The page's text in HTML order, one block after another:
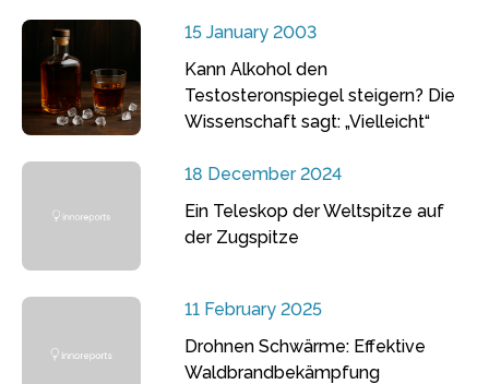
15 January 2003
Kann Alkohol den
Testosteronspiegel steigern? Die
Wissenschaft sagt: „Vielleicht“
18 December 2024
Ein Teleskop der Weltspitze auf
der Zugspitze
11 February 2025
Drohnen Schwärme: Effektive
Waldbrandbekämpfung